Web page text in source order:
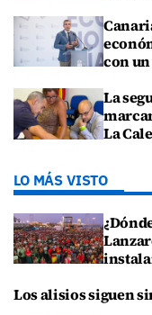
con
La
La
LO MÁS VISTO
Los alisios siguen